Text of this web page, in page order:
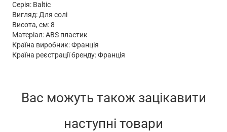
Серія: Baltic
Вигляд: Для солі
Висота, см: 8
Матеріал: ABS пластик
Країна виробник: Франція
Країна реєстрації бренду: Франція
Вас можуть також зацікавити
наступні товари